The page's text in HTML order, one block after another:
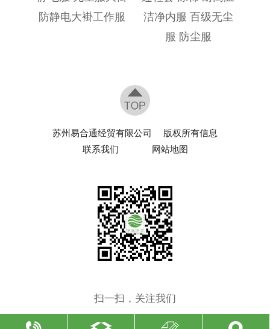
防静电大褂工作服
洁净内服 百级无尘
服 防尘服
苏州易合通经贸有限公司
版权所有信息
联系我们
网站地图
扫一扫，关注我们